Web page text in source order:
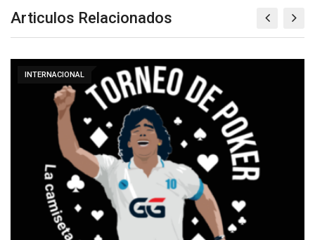
Articulos Relacionados
INTERNACIONAL